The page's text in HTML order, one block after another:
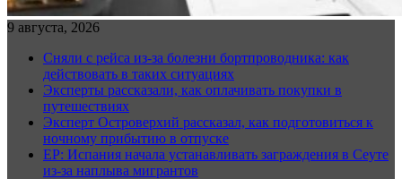
9 августа, 2026
Сняли с рейса из-за болезни бортпроводника: как
действовать в таких ситуациях
Эксперты рассказали, как оплачивать покупки в
путешествиях
Эксперт Островерхий рассказал, как подготовиться к
ночному прибытию в отпуске
EP: Испания начала устанавливать заграждения в Сеуте
из-за наплыва мигрантов